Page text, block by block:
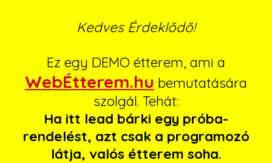
Kedves Érdeklődő!
Ez egy DEMO étterem, ami a
WebÉtterem.hu bemutatására
szolgál. Tehát:
Ha itt lead bárki egy próba-
rendelést, azt csak a programozó
látja, valós étterem soha.